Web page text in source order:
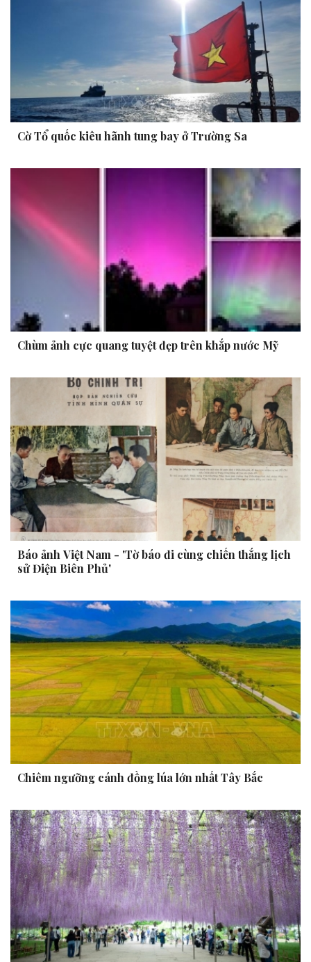
Cờ Tổ quốc kiêu hãnh tung bay ở Trường Sa
Chùm ảnh cực quang tuyệt đẹp trên khắp nước Mỹ
Báo ảnh Việt Nam - 'Tờ báo đi cùng chiến thắng lịch
sử Điện Biên Phủ'
Chiêm ngưỡng cánh đồng lúa lớn nhất Tây Bắc